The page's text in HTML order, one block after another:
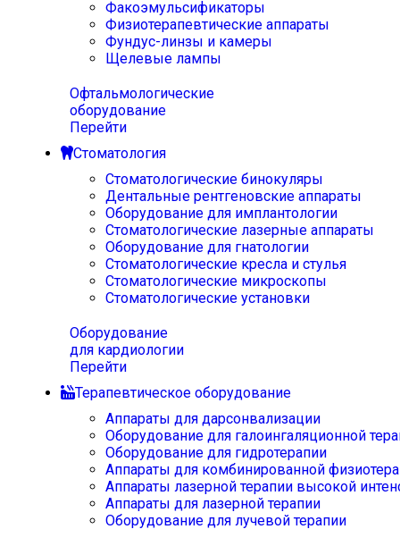
Факоэмульсификаторы
Физиотерапевтические аппараты
Фундус-линзы и камеры
Щелевые лампы
Офтальмологические
оборудование
Перейти
Стоматология
Стоматологические бинокуляры
Дентальные рентгеновские аппараты
Оборудование для имплантологии
Стоматологические лазерные аппараты
Оборудование для гнатологии
Стоматологические кресла и стулья
Стоматологические микроскопы
Стоматологические установки
Оборудование
для кардиологии
Перейти
Терапевтическое оборудование
Аппараты для дарсонвализации
Оборудование для галоингаляционной
Оборудование для гидротерапии
Аппараты для комбинированной
Аппараты лазерной терапии высокой
Аппараты для лазерной терапии
Оборудование для лучевой терапии